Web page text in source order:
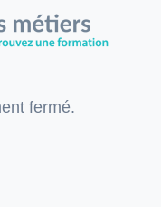
fermé.